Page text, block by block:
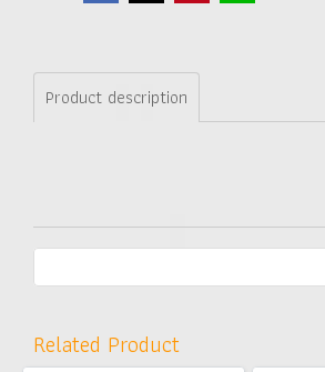
Product description
Related Product